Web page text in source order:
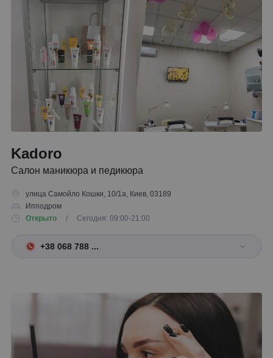
Kadoro
Салон маникюра и педикюра
улица Самойло Кошки, 10/1а, Киев, 03189
Ипподром
Открыто
/ Сегодня: 09:00-21:00
+38 068 788 ...